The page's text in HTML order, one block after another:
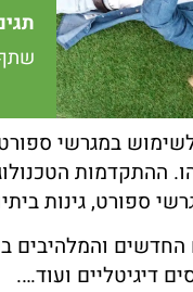
במגרשי
ההתקדמות
ספורט, גינות
והמלהיבים
דיגיטליים ועוד….